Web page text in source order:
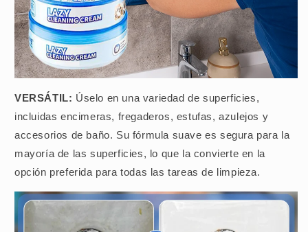
VERSÁTIL: Úselo en una variedad de superficies,
incluidas encimeras, fregaderos, estufas, azulejos y
accesorios de baño. Su fórmula suave es segura para la
mayoría de las superficies, lo que la convierte en la
opción preferida para todas las tareas de limpieza.